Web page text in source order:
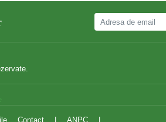
Contact ANPC